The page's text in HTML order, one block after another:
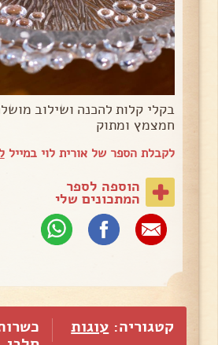
בקלי קלות להכנה ושילוב
חמצמץ ומתוק
לקבלת הספר של אורית לוי במייל
הוספה לספר
המתכונים שלי
קטגוריה: עוגות